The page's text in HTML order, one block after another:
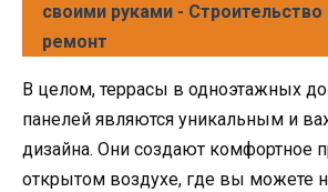
своими руками - Строительство
ремонт
В целом, террасы в одноэтажных
панелей являются уникальным и
дизайна. Они создают комфортное
открытом воздухе, где вы можете